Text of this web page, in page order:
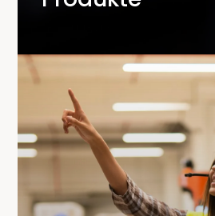
Wir kümmern uns um alles,
betrifft:
Bestellabwicklung:
Vom
zur Auslieferung.